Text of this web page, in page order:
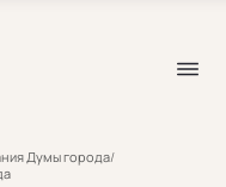
Думы города/